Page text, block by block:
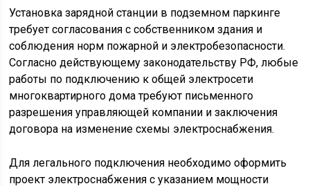
Установка зарядной станции в подземном паркинге
требует согласования с собственником здания и
соблюдения норм пожарной и электробезопасности.
Согласно действующему законодательству РФ, любые
работы по подключению к общей электросети
многоквартирного дома требуют письменного
разрешения управляющей компании и заключения
договора на изменение схемы электроснабжения.
Для легального подключения необходимо оформить
проект электроснабжения с указанием мощности